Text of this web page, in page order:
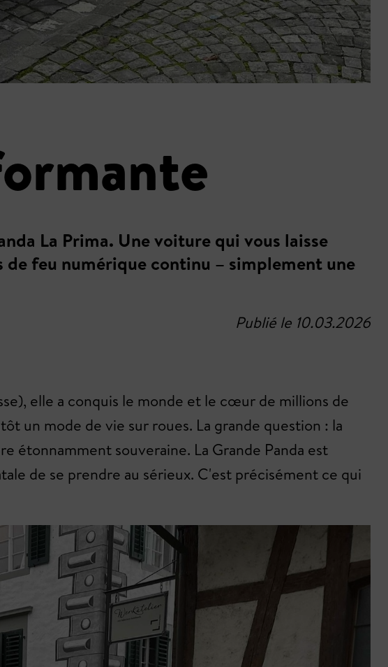
La Prima. Une voiture qui vous laisse
de feu numérique continu – simplement une
Publié le 10.03.2026
elle a conquis le monde et le cœur de millions de
un mode de vie sur roues. La grande question : la
étonnamment souveraine. La Grande Panda est
de se prendre au sérieux. C'est précisément ce qui